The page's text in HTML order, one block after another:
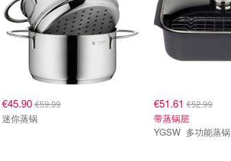
€45.90€59.99
迷你蒸锅
€51.61 €52.99
带蒸锅层
YGSW 多功能蒸锅